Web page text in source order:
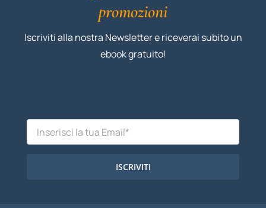
promozioni
Iscriviti alla nostra Newsletter e riceverai subito un
ebook gratuito!
ISCRIVITI